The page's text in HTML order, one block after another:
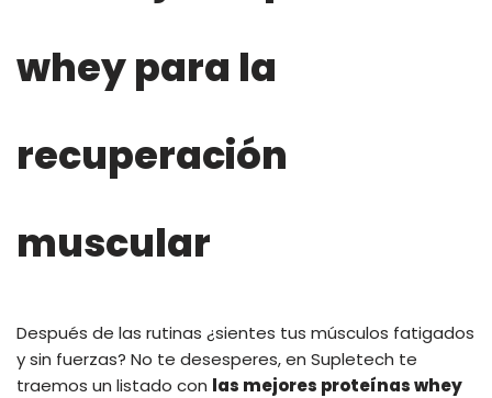
whey para la
recuperación
muscular
Después de las rutinas ¿sientes tus músculos fatigados
y sin fuerzas? No te desesperes, en Supletech te
traemos un listado con las mejores proteínas whey